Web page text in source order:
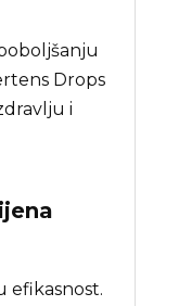
Drops
i
efikasnost.